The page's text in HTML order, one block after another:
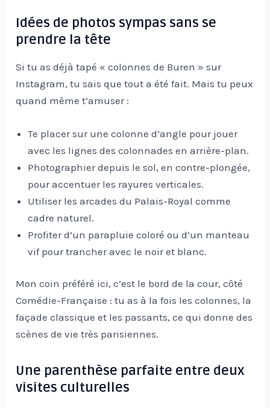
Idées de photos sympas sans se
prendre la tête
Si tu as déjà tapé « colonnes de Buren » sur
Instagram, tu sais que tout a été fait. Mais tu peux
quand même t’amuser :
Te placer sur une colonne d’angle pour jouer
avec les lignes des colonnades en arrière-plan.
Photographier depuis le sol, en contre-plongée,
pour accentuer les rayures verticales.
Utiliser les arcades du Palais-Royal comme
cadre naturel.
Profiter d’un parapluie coloré ou d’un manteau
vif pour trancher avec le noir et blanc.
Mon coin préféré ici, c’est le bord de la cour, côté
Comédie-Française : tu as à la fois les colonnes, la
façade classique et les passants, ce qui donne des
scènes de vie très parisiennes.
Une parenthèse parfaite entre deux
visites culturelles